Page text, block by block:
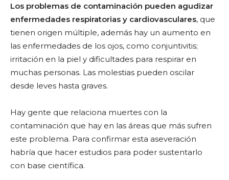
Los problemas de contaminación pueden agudizar
enfermedades respiratorias y cardiovasculares, que
tienen origen múltiple, además hay un aumento en
las enfermedades de los ojos, como conjuntivitis;
irritación en la piel y dificultades para respirar en
muchas personas. Las molestias pueden oscilar
desde leves hasta graves.
Hay gente que relaciona muertes con la
contaminación que hay en las áreas que más sufren
este problema. Para confirmar esta aseveración
habría que hacer estudios para poder sustentarlo
con base científica.